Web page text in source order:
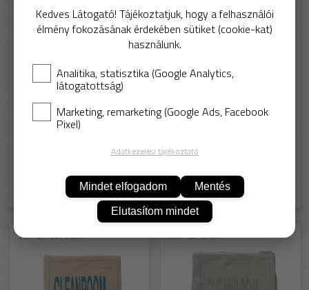
6 858,-
függöny (Tacky Curtain), 1, 22
m x 5
Sun-CA-WIP0609 Sun-Ca-CHD1
Kedves Látogató! Tájékoztatjuk, hogy a felhasználói
élmény fokozásának érdekében sütiket (cookie-kat)
használunk.
Analitika, statisztika (Google Analytics,
látogatottság)
Marketing, remarketing (Google Ads, Facebook
Pixel)
Adatkezelési tájékoztató
Mindet elfogadom Mentés
Elutasítom mindet